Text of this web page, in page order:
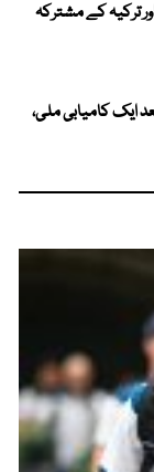
ترکیہ کے مشترکہ
ایک کامیابی ملی،